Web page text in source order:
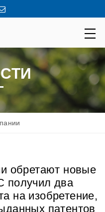
обретают новые
получил два
на изобретение,
патентов